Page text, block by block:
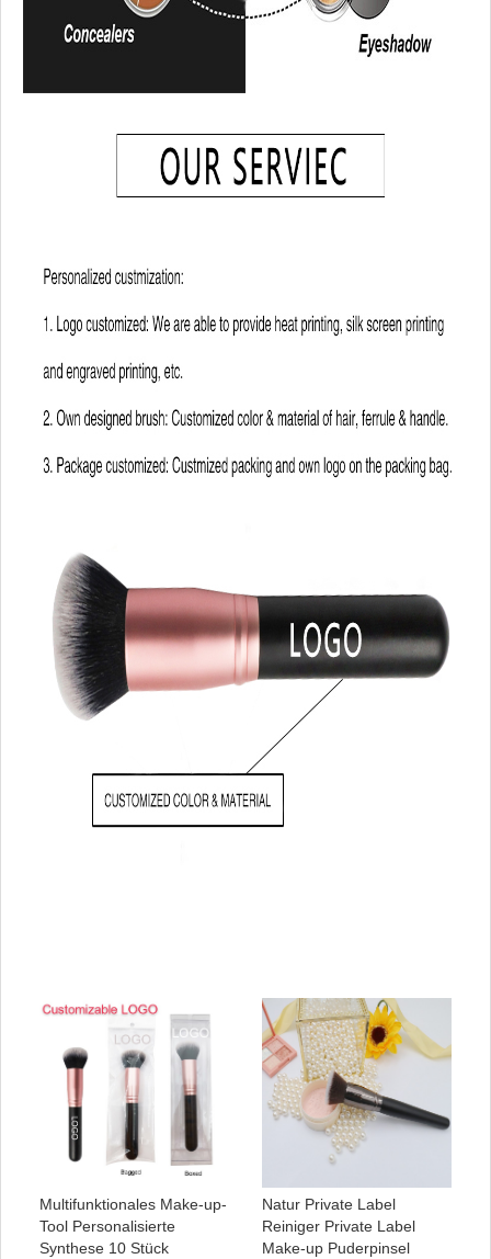
Multifunktionales Make-up-
Tool Personalisierte
Synthese 10 Stück
Natur Private Label
Reiniger Private Label
Make-up Puderpinsel